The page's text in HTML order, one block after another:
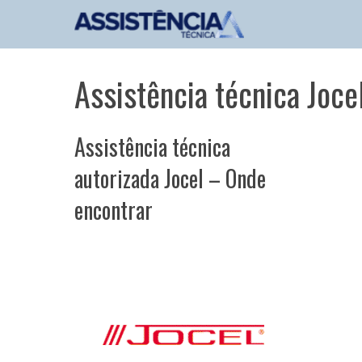
Assistência técnica
Assistência técnica
autorizada Jocel – Onde
encontrar